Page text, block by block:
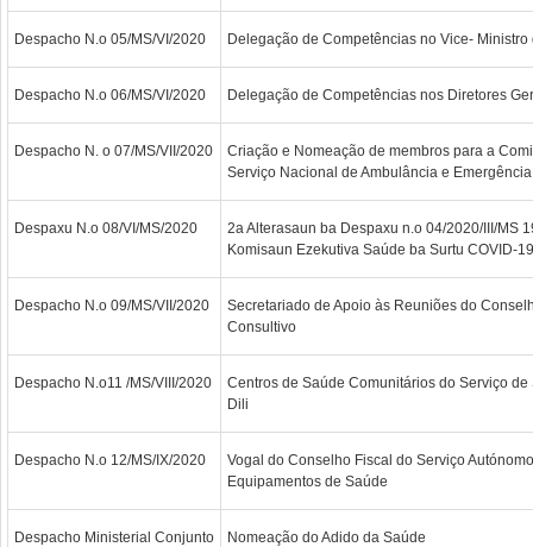
Despacho N.o 05/MS/VI/2020 Delegação de Competências no Vice- Ministro
Despacho N.o 06/MS/VI/2020 Delegação de Competências nos Diretores
Despacho N. o 07/MS/VII/2020
Criação e Nomeação de membros para a
Serviço Nacional de Ambulância e Emergência
Despaxu N.o 08/VI/MS/2020
2a Alterasaun ba Despaxu n.o 04/2020/III/MS
Komisaun Ezekutiva Saúde ba Surtu COVID-19
Despacho N.o 09/MS/VII/2020
Secretariado de Apoio às Reuniões do
Consultivo
Despacho N.o11 /MS/VIII/2020
Centros de Saúde Comunitários do Serviço
Dili
Despacho N.o 12/MS/IX/2020
Vogal do Conselho Fiscal do Serviço
Equipamentos de Saúde
Despacho Ministerial Conjunto
Nomeação do Adido da Saúde